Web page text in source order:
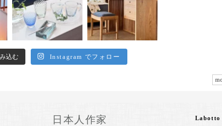
込む Instagram でフォロー
日本人作家 Labotto